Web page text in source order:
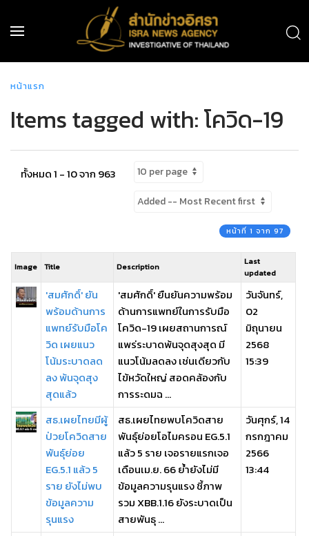
หน้าแรก
Items tagged with: โควิด-19
ทั้งหมด 1 - 10 จาก 963
หน้าที่ 1 จาก 97
Image Title Description
Last
updated
'สมศักดิ์' ยัน
พร้อมด้านการ
แพทย์รับมือโค
วิด เผยแนว
โน้มระบาดลด
ลง พ้นจุดสุง
สุดแล้ว
'สมศักดิ์' ยืนยันความพร้อม
ด้านการแพทย์ในการรับมือ
โควิด-19 เผยสถานการณ์
แพร่ระบาดพ้นจุดสุงสุด มี
แนวโน้มลดลง เช่นเดียวกับ
ไข้หวัดใหญ่ สอดคล้องกับ
การระดมฉ ...
วันจันทร์,
02
มิถุนายน
2568
15:39
สธ.เผยไทยมีผู้
ป่วยโควิดสาย
พันธุ์ย่อย
EG.5.1 แล้ว 5
ราย ยังไม่พบ
ข้อมูลความ
รุนแรง
สธ.เผยไทยพบโควิดสาย
พันธุ์ย่อยโอไมครอน EG.5.1
แล้ว 5 ราย เจอรายแรกเจอ
เดือนเม.ย. 66 ย้ำยังไม่มี
ข้อมูลความรุนแรง ชี้ภาพ
รวม XBB.1.16 ยังระบาดเป็น
สายพันธุ ...
วันศุกร์, 14
กรกฎาคม
2566
13:44